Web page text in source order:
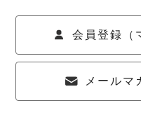
会員登録（
メールマ